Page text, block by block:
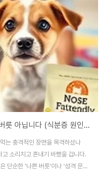
하고 있었는지 깨닫게 해줄 '자기
적인 해결책'입니다. 보호자의 작
, 그리고 이 지독한 고리를 끊어낼
😱 강아지가 똥 먹는 이유, 단순 버릇 아닙니다 (식분증 원인과 해결책 5단계)
는 충격적인 장면을 목격하셨나
소리치고 혼내기 바빴을 겁니다.
단순한 '나쁜 버릇'이나 '성격 문
심리 상태에 대한 강력한 'SOS